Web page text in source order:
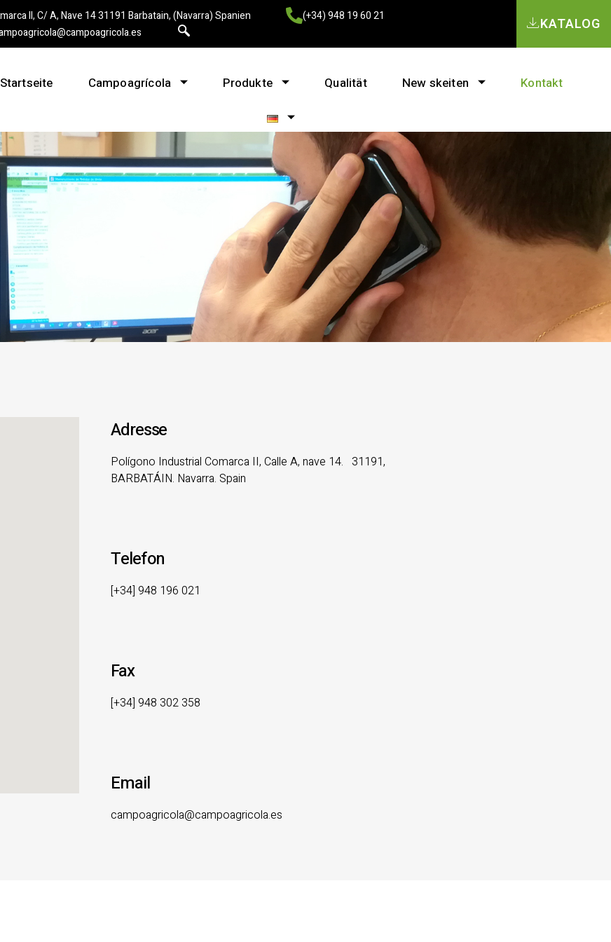
II, C/ A, Nave 14 31191 Barbatain, (Navarra) Spanien
(+34) 948 19 60 21
KATALOG
Startseite Campoagrícola Produkte Qualität New skeiten Kontakt
Adresse
Polígono Industrial Comarca II, Calle A, nave 14. 31191,
BARBATÁIN. Navarra. Spain
Telefon
[+34] 948 196 021
Fax
[+34] 948 302 358
Email
campoagricola@campoagricola.es